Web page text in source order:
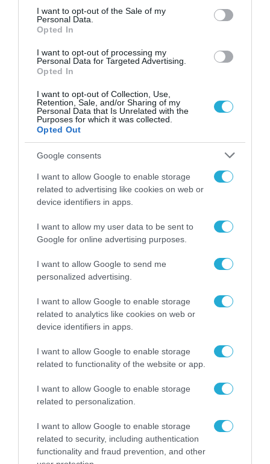
consent section.
I want to opt-out of the Sale of my
Personal Data.
Opted In
I want to opt-out of processing my
Personal Data for Targeted Advertising.
Opted In
I want to opt-out of Collection, Use,
Retention, Sale, and/or Sharing of my
Personal Data that Is Unrelated with the
Purposes for which it was collected.
Opted Out
Google consents
I want to allow Google to enable storage
related to advertising like cookies on web or
device identifiers in apps.
I want to allow my user data to be sent to
Google for online advertising purposes.
I want to allow Google to send me
personalized advertising.
I want to allow Google to enable storage
related to analytics like cookies on web or
device identifiers in apps.
I want to allow Google to enable storage
related to functionality of the website or app.
I want to allow Google to enable storage
related to personalization.
I want to allow Google to enable storage
related to security, including authentication
functionality and fraud prevention, and other
ακριβέστερη εκτίμηση των κομίστρων,
ταχύτερη εξυπηρέτηση, νέες λειτουργίες και
εταιρείες θα συνεργαστούν στενά ώστε να
κάνουν την εμπειρία χρήσης των δύο
εφαρμογών ακόμη πιο εύκολη, τόσο στην
Ευρώπη όσο και στη Βόρεια Αμερική.
*197 εκατομμύρια δολάρια βασίζονται στη
συναλλαγματική ισοτιμία EUR/USD κατά την
ημερομηνία υπογραφής.